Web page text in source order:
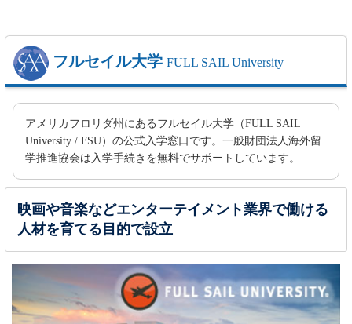
【College】カリフォルニア州
Drew University
【University】ニュージャージー州
Florida Atlantic University
【University】フロリダ州 - -
Foothill College
【 College 】 カリフォルニア州
Full Sail University
【University】フロリダ州
〇 〇
Gannon University
Hawaii Pacific University
【University】ハワイ州
Illinois Institute of Technology
【University】イリノイ州
〇 〇
【University】イリノイ州
〇 〇
Oregon State University※
【University】オレゴン州 〇 〇
海外大学進学フェア2026春の動画紹介
フルセイル大学 FULL SAIL University
アメリカフロリダ州にあるフルセイル大学（FULL SAIL
University / FSU）の公式入学窓口です。一般財団法人海外留
学推進協会は入学手続きを無料でサポートしています。
映画や音楽などエンターテイメント業界で働ける
人材を育てる目的で設立